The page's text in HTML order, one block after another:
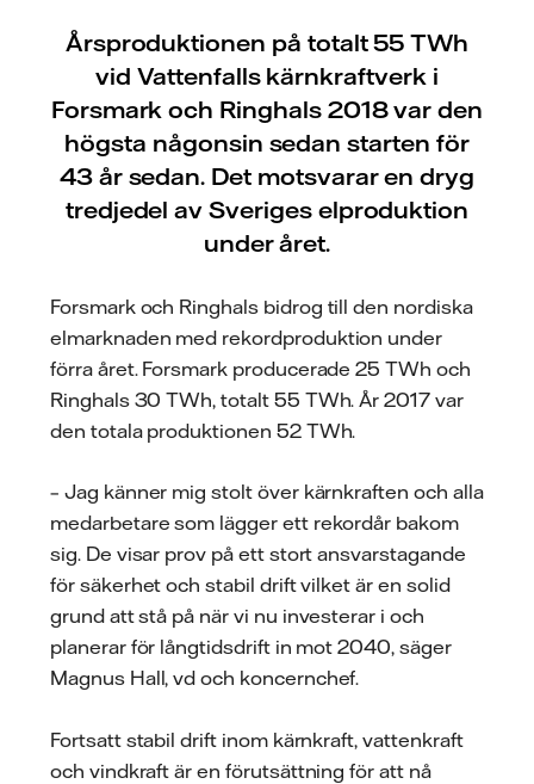
Årsproduktionen på totalt 55 TWh
vid Vattenfalls kärnkraftverk i
Forsmark och Ringhals 2018 var den
högsta någonsin sedan starten för
43 år sedan. Det motsvarar en dryg
tredjedel av Sveriges elproduktion
under året.
Forsmark och Ringhals bidrog till den nordiska
elmarknaden med rekordproduktion under
förra året. Forsmark producerade 25 TWh och
Ringhals 30 TWh, totalt 55 TWh. År 2017 var
den totala produktionen 52 TWh.
– Jag känner mig stolt över kärnkraften och alla
medarbetare som lägger ett rekordår bakom
sig. De visar prov på ett stort ansvarstagande
för säkerhet och stabil drift vilket är en solid
grund att stå på när vi nu investerar i och
planerar för långtidsdrift in mot 2040, säger
Magnus Hall, vd och koncernchef.
Fortsatt stabil drift inom kärnkraft, vattenkraft
och vindkraft är en förutsättning för att nå